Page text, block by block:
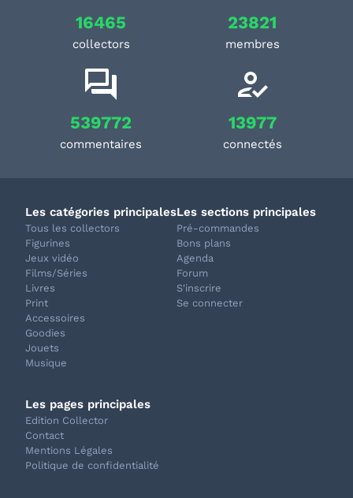
16465
collectors
23821
membres
539772
commentaires
13977
connectés
Les catégories principales
Tous les collectors
Figurines
Jeux vidéo
Films/Séries
Livres
Print
Accessoires
Goodies
Jouets
Musique
Les sections principales
Pré-commandes
Bons plans
Agenda
Forum
S'inscrire
Se connecter
Les pages principales
Edition Collector
Contact
Mentions Légales
Politique de confidentialité